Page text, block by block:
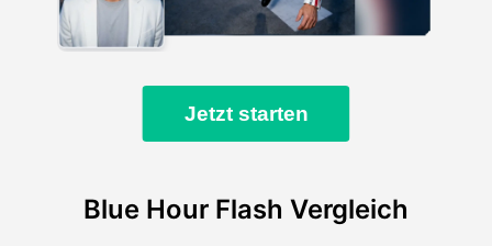
Jetzt starten
Blue Hour Flash Vergleich